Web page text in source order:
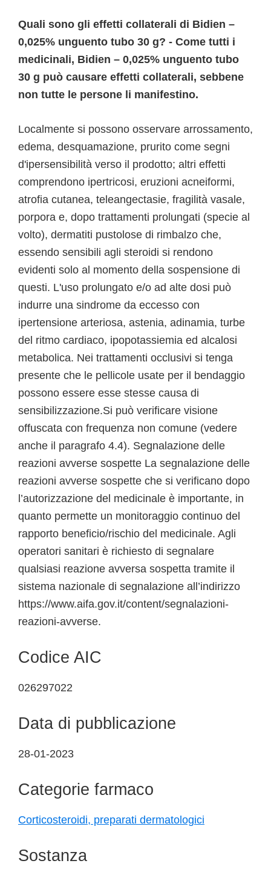
Quali sono gli effetti collaterali di Bidien –
0,025% unguento tubo 30 g? - Come tutti i
medicinali, Bidien – 0,025% unguento tubo
30 g può causare effetti collaterali, sebbene
non tutte le persone li manifestino.
Localmente si possono osservare arrossamento,
edema, desquamazione, prurito come segni
d'ipersensibilità verso il prodotto; altri effetti
comprendono ipertricosi, eruzioni acneiformi,
atrofia cutanea, teleangectasie, fragilità vasale,
porpora e, dopo trattamenti prolungati (specie al
volto), dermatiti pustolose di rimbalzo che,
essendo sensibili agli steroidi si rendono
evidenti solo al momento della sospensione di
questi. L'uso prolungato e/o ad alte dosi può
indurre una sindrome da eccesso con
ipertensione arteriosa, astenia, adinamia, turbe
del ritmo cardiaco, ipopotassiemia ed alcalosi
metabolica. Nei trattamenti occlusivi si tenga
presente che le pellicole usate per il bendaggio
possono essere esse stesse causa di
sensibilizzazione.Si può verificare visione
offuscata con frequenza non comune (vedere
anche il paragrafo 4.4). Segnalazione delle
reazioni avverse sospette La segnalazione delle
reazioni avverse sospette che si verificano dopo
l’autorizzazione del medicinale è importante, in
quanto permette un monitoraggio continuo del
rapporto beneficio/rischio del medicinale. Agli
operatori sanitari è richiesto di segnalare
qualsiasi reazione avversa sospetta tramite il
sistema nazionale di segnalazione all’indirizzo
https://www.aifa.gov.it/content/segnalazioni-
reazioni-avverse.
Codice AIC
026297022
Data di pubblicazione
28-01-2023
Categorie farmaco
Corticosteroidi, preparati dermatologici
Sostanza